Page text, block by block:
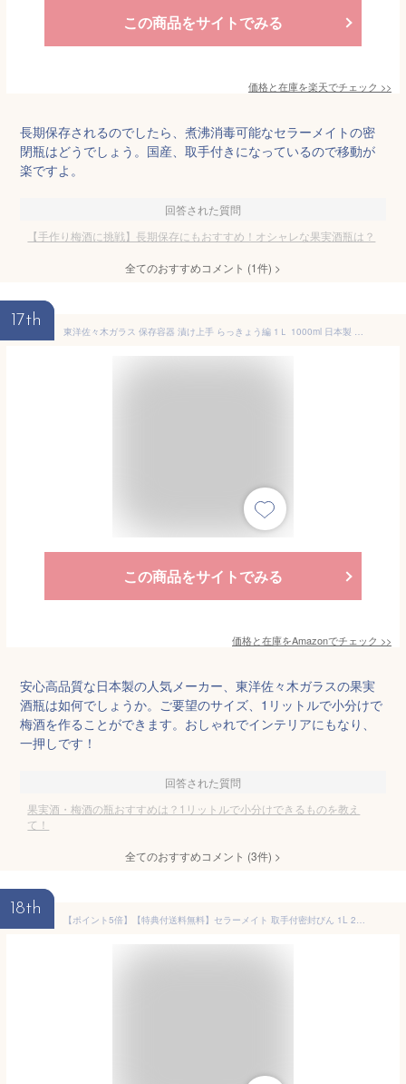
この商品をサイトでみる
価格と在庫を楽天でチェック >>
長期保存されるのでしたら、煮沸消毒可能なセラーメイトの密
閉瓶はどうでしょう。国産、取手付きになっているので移動が
楽ですよ。
回答された質問
【手作り梅酒に挑戦】長期保存にもおすすめ！オシャレな果実酒瓶は？
全てのおすすめコメント (1件) >
17th
東洋佐々木ガラス 保存容器 漬け上手 らっきょう編 1Ｌ 1000ml 日本製 ガラス容器 梅びん 果実酒瓶 保存瓶 らっきょう 梅酒 瓶 果実酒 漬物 ガラス I-77862-NY-A-JAN
この商品をサイトでみる
価格と在庫をAmazonでチェック >>
安心高品質な日本製の人気メーカー、東洋佐々木ガラスの果実
酒瓶は如何でしょうか。ご要望のサイズ、1リットルで小分けで
梅酒を作ることができます。おしゃれでインテリアにもなり、
一押しです！
回答された質問
果実酒・梅酒の瓶おすすめは？1リットルで小分けできるものを教え
て！
全てのおすすめコメント (3件) >
18th
【ポイント5倍】【特典付送料無料】セラーメイト 取手付密封びん 1L 2L 3L 4L ガラス 梅酒瓶 梅酒 ビン 密封瓶 手作り 梅ジュース 果実酒瓶 キャニスター 密閉保存容器 脱気 真空 調味料入 日本製 梅瓶 保存瓶 洗いやすい キッチン 保存容器 星硝 SEISHO